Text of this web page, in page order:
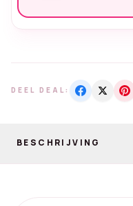
DEEL DEAL:
BESCHRIJVING